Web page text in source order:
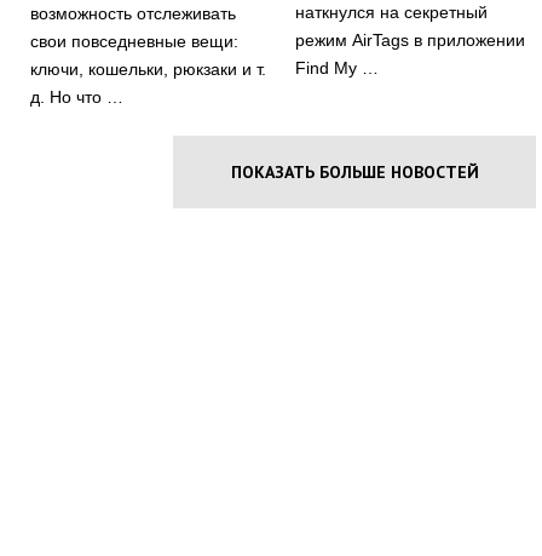
возможность отслеживать
свои повседневные вещи:
ключи, кошельки, рюкзаки и т.
д. Но что …
наткнулся на секретный
режим AirTags в приложении
Find My …
ПОКАЗАТЬ БОЛЬШЕ НОВОСТЕЙ